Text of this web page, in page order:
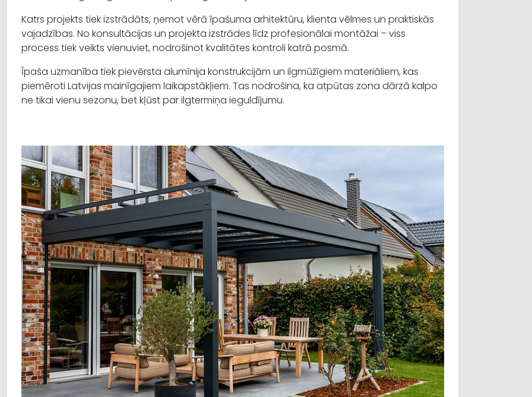
Katrs projekts tiek izstrādāts, ņemot vērā īpašuma arhitektūru, klienta vēlmes un praktiskās
vajadzības. No konsultācijas un projekta izstrādes līdz profesionālai montāžai – viss
process tiek veikts vienuviet, nodrošinot kvalitātes kontroli katrā posmā.
Īpaša uzmanība tiek pievērsta alumīnija konstrukcijām un ilgmūžīgiem materiāliem, kas
piemēroti Latvijas mainīgajiem laikapstākļiem. Tas nodrošina, ka atpūtas zona dārzā kalpo
ne tikai vienu sezonu, bet kļūst par ilgtermiņa ieguldījumu.